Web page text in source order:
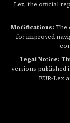
Lex, the official
Modifications: The
for improved
Legal Notice:
versions published
EUR-Lex